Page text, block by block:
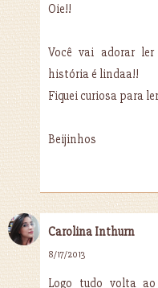
Oie!!
Você vai adorar
história é lindaa!!
Fiquei curiosa para
Beijinhos
Carolina Inthurn
8/17/2013
Logo tudo volta